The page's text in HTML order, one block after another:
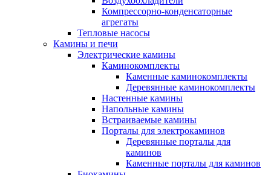
Компрессорно-конденсаторные
агрегаты
Тепловые насосы
Камины и печи
Электрические камины
Каминокомплекты
Каменные каминокомплекты
Деревянные каминокомплекты
Настенные камины
Напольные камины
Встраиваемые камины
Порталы для электрокаминов
Деревянные порталы для
каминов
Каменные порталы для каминов